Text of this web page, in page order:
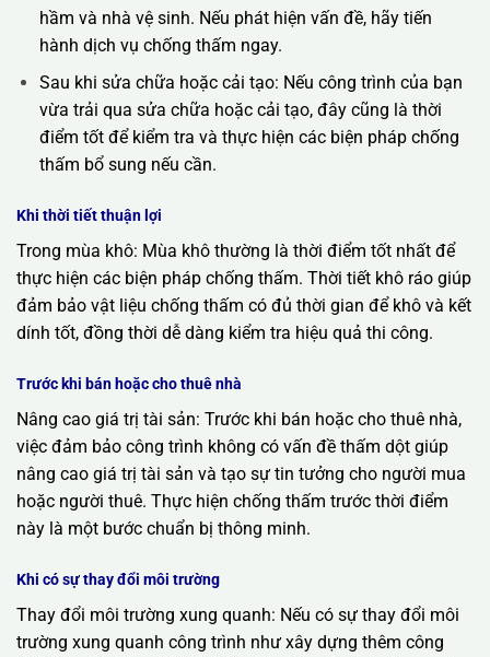
hầm và nhà vệ sinh. Nếu phát hiện vấn đề, hãy tiến
hành dịch vụ chống thấm ngay.
Sau khi sửa chữa hoặc cải tạo: Nếu công trình của bạn
vừa trải qua sửa chữa hoặc cải tạo, đây cũng là thời
điểm tốt để kiểm tra và thực hiện các biện pháp chống
thấm bổ sung nếu cần.
Khi thời tiết thuận lợi
Trong mùa khô: Mùa khô thường là thời điểm tốt nhất để
thực hiện các biện pháp chống thấm. Thời tiết khô ráo giúp
đảm bảo vật liệu chống thấm có đủ thời gian để khô và kết
dính tốt, đồng thời dễ dàng kiểm tra hiệu quả thi công.
Trước khi bán hoặc cho thuê nhà
Nâng cao giá trị tài sản: Trước khi bán hoặc cho thuê nhà,
việc đảm bảo công trình không có vấn đề thấm dột giúp
nâng cao giá trị tài sản và tạo sự tin tưởng cho người mua
hoặc người thuê. Thực hiện chống thấm trước thời điểm
này là một bước chuẩn bị thông minh.
Khi có sự thay đổi môi trường
Thay đổi môi trường xung quanh: Nếu có sự thay đổi môi
trường xung quanh công trình như xây dựng thêm công